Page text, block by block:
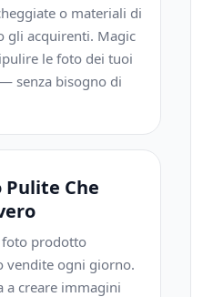
o materiali di
gli acquirenti. Magic
le foto dei tuoi
senza bisogno di
Che
foto prodotto
vendite ogni giorno.
a creare immagini